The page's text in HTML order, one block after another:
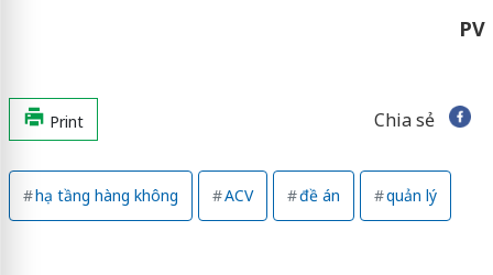
PV
Print Chia sẻ
hạ tầng hàng không ACV đề án quản lý